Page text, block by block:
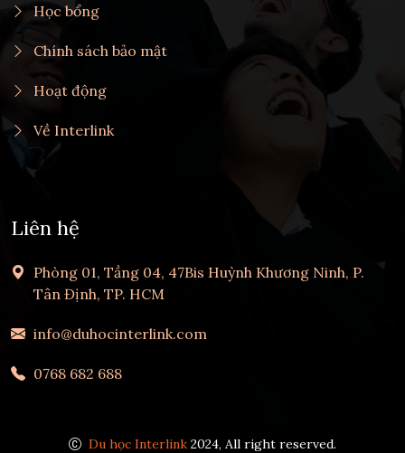
Học bổng
Chính sách bảo mật
Hoạt động
Về Interlink
Liên hệ
Phòng 01, Tầng 04, 47Bis Huỳnh Khương Ninh, P.
Tân Định, TP. HCM
info@duhocinterlink.com
0768 682 688
Du học Interlink 2024, All right reserved.